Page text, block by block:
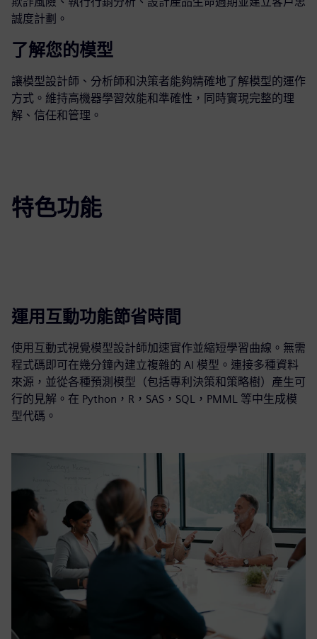
誠度計劃。
了解您的模型
讓模型設計師、分析師和決策者能夠精確地了解模型的運作
方式。維持高機器學習效能和準確性，同時實現完整的理
解、信任和管理。
特色功能
運用互動功能節省時間
使用互動式視覺模型設計師加速實作並縮短學習曲線。無需
程式碼即可在幾分鐘內建立複雜的 AI 模型。連接多種資料
來源，並從各種預測模型（包括專利決策和策略樹）產生可
行的見解。在 Python，R，SAS，SQL，PMML 等中生成模
型代碼。